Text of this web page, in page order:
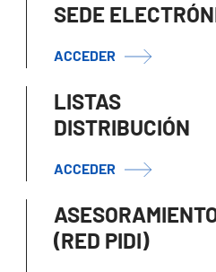
SEDE
ACCEDER
LISTAS
DISTRIBUCIÓN
ACCEDER
(RED PIDI)